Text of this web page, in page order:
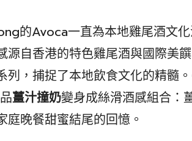
的Avoca一直為本地雞尾酒文
源自香港的特色雞尾酒與國際美
，捕捉了本地飲食文化的精髓。
薑汁撞奶變身成絲滑酒感組合：
晚餐甜蜜結尾的回憶。